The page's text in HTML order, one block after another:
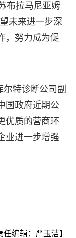
布拉马尼亚姆
未来进一步深
，努力成为促
特诊断公司副
国政府近期公
优质的营商环
业进一步增强
任编辑：严玉洁】